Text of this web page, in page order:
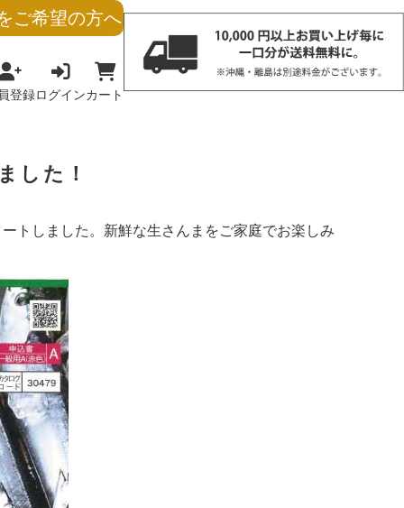
ご希望の方へ
登録ログインカート
した！
トしました。新鮮な生さんまをご家庭でお楽しみ